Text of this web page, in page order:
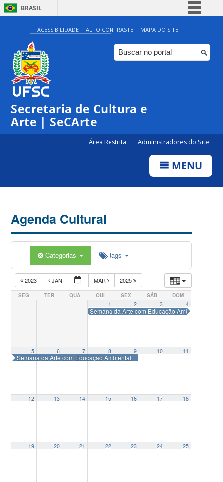
BRASIL
Simplifique!
Comunica BR
Participe
ACESSIBILIDADE ALTO CONTRASTE MAPA DO SITE
Secretaria de Cultura e
Arte | SeCArte
Área Restrita Administradores do Site
MENU
Agenda Cultural
Categorias tags
2023 JAN MAR 2025
SEG TER QUA QUI SEX SÁB DOM
1
Semana da Arte com Educação Ambiental
2 3 4
5
Semana da Arte com Educação Ambiental
6 7 8 9 10 11
12 13 14 15 16 17 18
19 20 21 22 23 24 25